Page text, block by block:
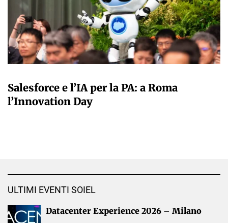
Salesforce e l’IA per la PA: a Roma
l’Innovation Day
ULTIMI EVENTI SOIEL
Datacenter Experience 2026 – Milano